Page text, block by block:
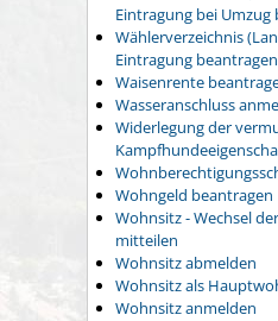
Eintragung bei Umzug
Wählerverzeichnis
Eintragung beantragen
Waisenrente
Wasseranschluss
Widerlegung der
Wohngeld beantragen
Wohnsitz - Wechsel
mitteilen
Wohnsitz abmelden
Wohnsitz als
Wohnsitz anmelden